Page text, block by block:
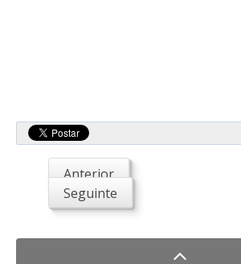
Anterior
Seguinte